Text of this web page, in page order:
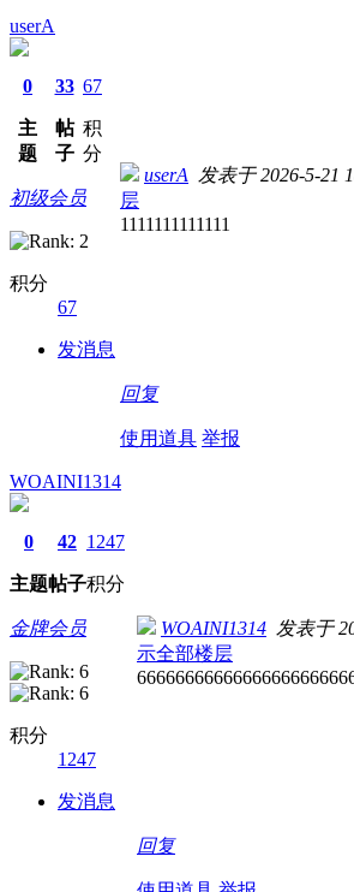
userA
0
主
题
33
帖
子
67
积
分
初级会员
积分
67
发消息
userA 发表于 2026-5-21
层
1111111111111
回复
使用道具 举报
WOAINI1314
0
主题
42
帖子
1247
积分
金牌会员
积分
1247
发消息
WOAINI1314 发表于
示全部楼层
回复